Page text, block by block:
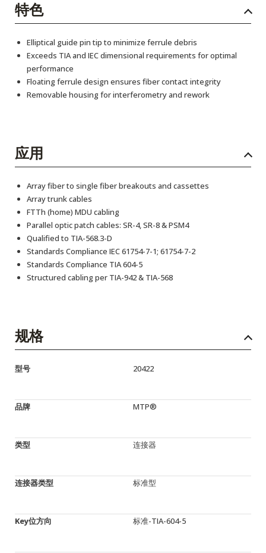
特色
Elliptical guide pin tip to minimize ferrule debris
Exceeds TIA and IEC dimensional requirements for optimal
performance
Floating ferrule design ensures fiber contact integrity
Removable housing for interferometry and rework
应用
Array fiber to single fiber breakouts and cassettes
Array trunk cables
FTTh (home) MDU cabling
Parallel optic patch cables: SR-4, SR-8 & PSM4
Qualified to TIA-568.3-D
Standards Compliance IEC 61754-7-1; 61754-7-2
Standards Compliance TIA 604-5
Structured cabling per TIA-942 & TIA-568
规格
型号 20422
品牌 MTP®
类型 连接器
连接器类型 标准型
Key位方向 标准-TIA-604-5